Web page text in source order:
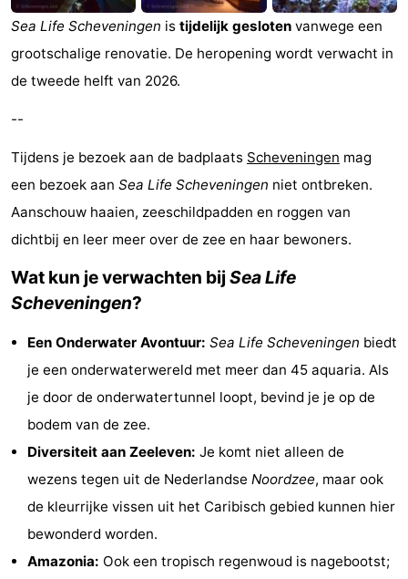
Uitkijkpunten
Attracties
-
Amusement
Speeltuinen
-
Binnenspeeltuinen
Dorpen
&
Steden
Natuur
Rondleidingen
Sporten
Fietsen
Wandelen
Golfbanen
Surfen
Eten
Sea Life Scheveningen is tijdelijk gesloten vanwege een
grootschalige renovatie. De heropening wordt verwacht in
de tweede helft van 2026.
--
Tijdens je bezoek aan de badplaats Scheveningen mag
een bezoek aan Sea Life Scheveningen niet ontbreken.
Aanschouw haaien, zeeschildpadden en roggen van
dichtbij en leer meer over de zee en haar bewoners.
Wat kun je verwachten bij Sea Life
Scheveningen?
Een Onderwater Avontuur: Sea Life Scheveningen biedt
je een onderwaterwereld met meer dan 45 aquaria. Als
je door de onderwatertunnel loopt, bevind je je op de
bodem van de zee.
Diversiteit aan Zeeleven: Je komt niet alleen de
wezens tegen uit de Nederlandse Noordzee, maar ook
de kleurrijke vissen uit het Caribisch gebied kunnen hier
bewonderd worden.
Amazonia: Ook een tropisch regenwoud is nagebootst;